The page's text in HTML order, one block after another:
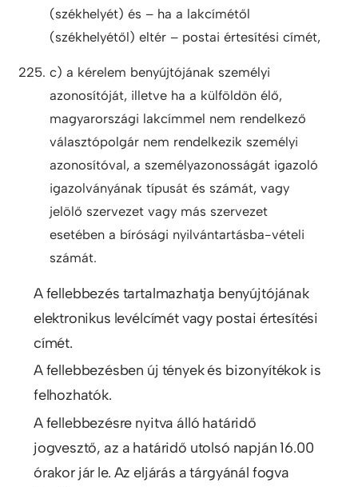
(székhelyét) és – ha a lakcímétől
(székhelyétől) eltér – postai értesítési címét,
c) a kérelem benyújtójának személyi
azonosítóját, illetve ha a külföldön élő,
magyarországi lakcímmel nem rendelkező
választópolgár nem rendelkezik személyi
azonosítóval, a személyazonosságát igazoló
igazolványának típusát és számát, vagy
jelölő szervezet vagy más szervezet
esetében a bírósági nyilvántartásba-vételi
számát.
A fellebbezés tartalmazhatja benyújtójának
elektronikus levélcímét vagy postai értesítési
címét.
A fellebbezésben új tények és bizonyítékok is
felhozhatók.
A fellebbezésre nyitva álló határidő
jogvesztő, az a határidő utolsó napján 16.00
órakor jár le. Az eljárás a tárgyánál fogva